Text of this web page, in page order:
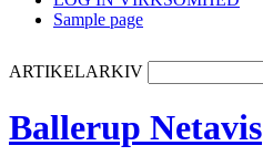
Sample page
ARTIKELARKIV
Ballerup Netavis